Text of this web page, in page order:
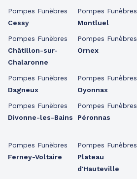
Pompes Funèbres
Cessy
Pompes Funèbres
Châtillon-sur-
Chalaronne
Pompes Funèbres
Dagneux
Pompes Funèbres
Divonne-les-Bains
Pompes Funèbres
Ferney-Voltaire
Pompes Funèbres
Montluel
Pompes Funèbres
Ornex
Pompes Funèbres
Oyonnax
Pompes Funèbres
Péronnas
Pompes Funèbres
Plateau
d'Hauteville